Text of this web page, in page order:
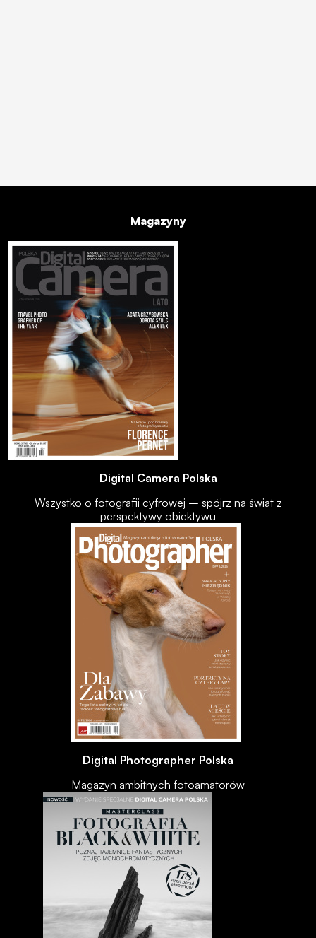
Magazyny
Digital Camera Polska
Wszystko o fotografii cyfrowej – spójrz na świat z
perspektywy obiektywu
Digital Photographer Polska
Magazyn ambitnych fotoamatorów